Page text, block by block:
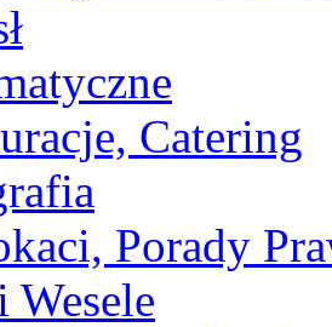
Catering
Porady
Wesele